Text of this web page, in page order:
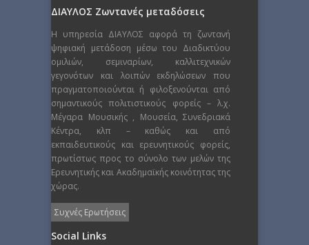
ΔΙΑΥΛΟΣ Ζωντανές μεταδόσεις
Η υπηρεσία ΔΙΑΥΛΟΣ αφορά τη ζωντανή
ψηφιακή μετάδοση μέσω του Διαδικτύου
ομιλιών, σεμιναρίων, καλλιτεχνικών
γεγονότων και λοιπών εκδηλώσεων που
πραγματοποιούνται ή φιλοξενούνται από
σημαντικούς πολιτιστικούς φορείς – λ.χ.
Μέγαρα Μουσικής , Μουσεία, Συνεδριακά
Κέντρα, κλπ – καθώς και από
εκπαιδευτικούς και ερευνητικούς φορείς,
πρωτίστως προς το σύνολο των μελών της
Ερευνητικής και Ακαδημαϊκής κοινότητας της
χώρας.
Συχνές Ερωτήσεις
Social Links